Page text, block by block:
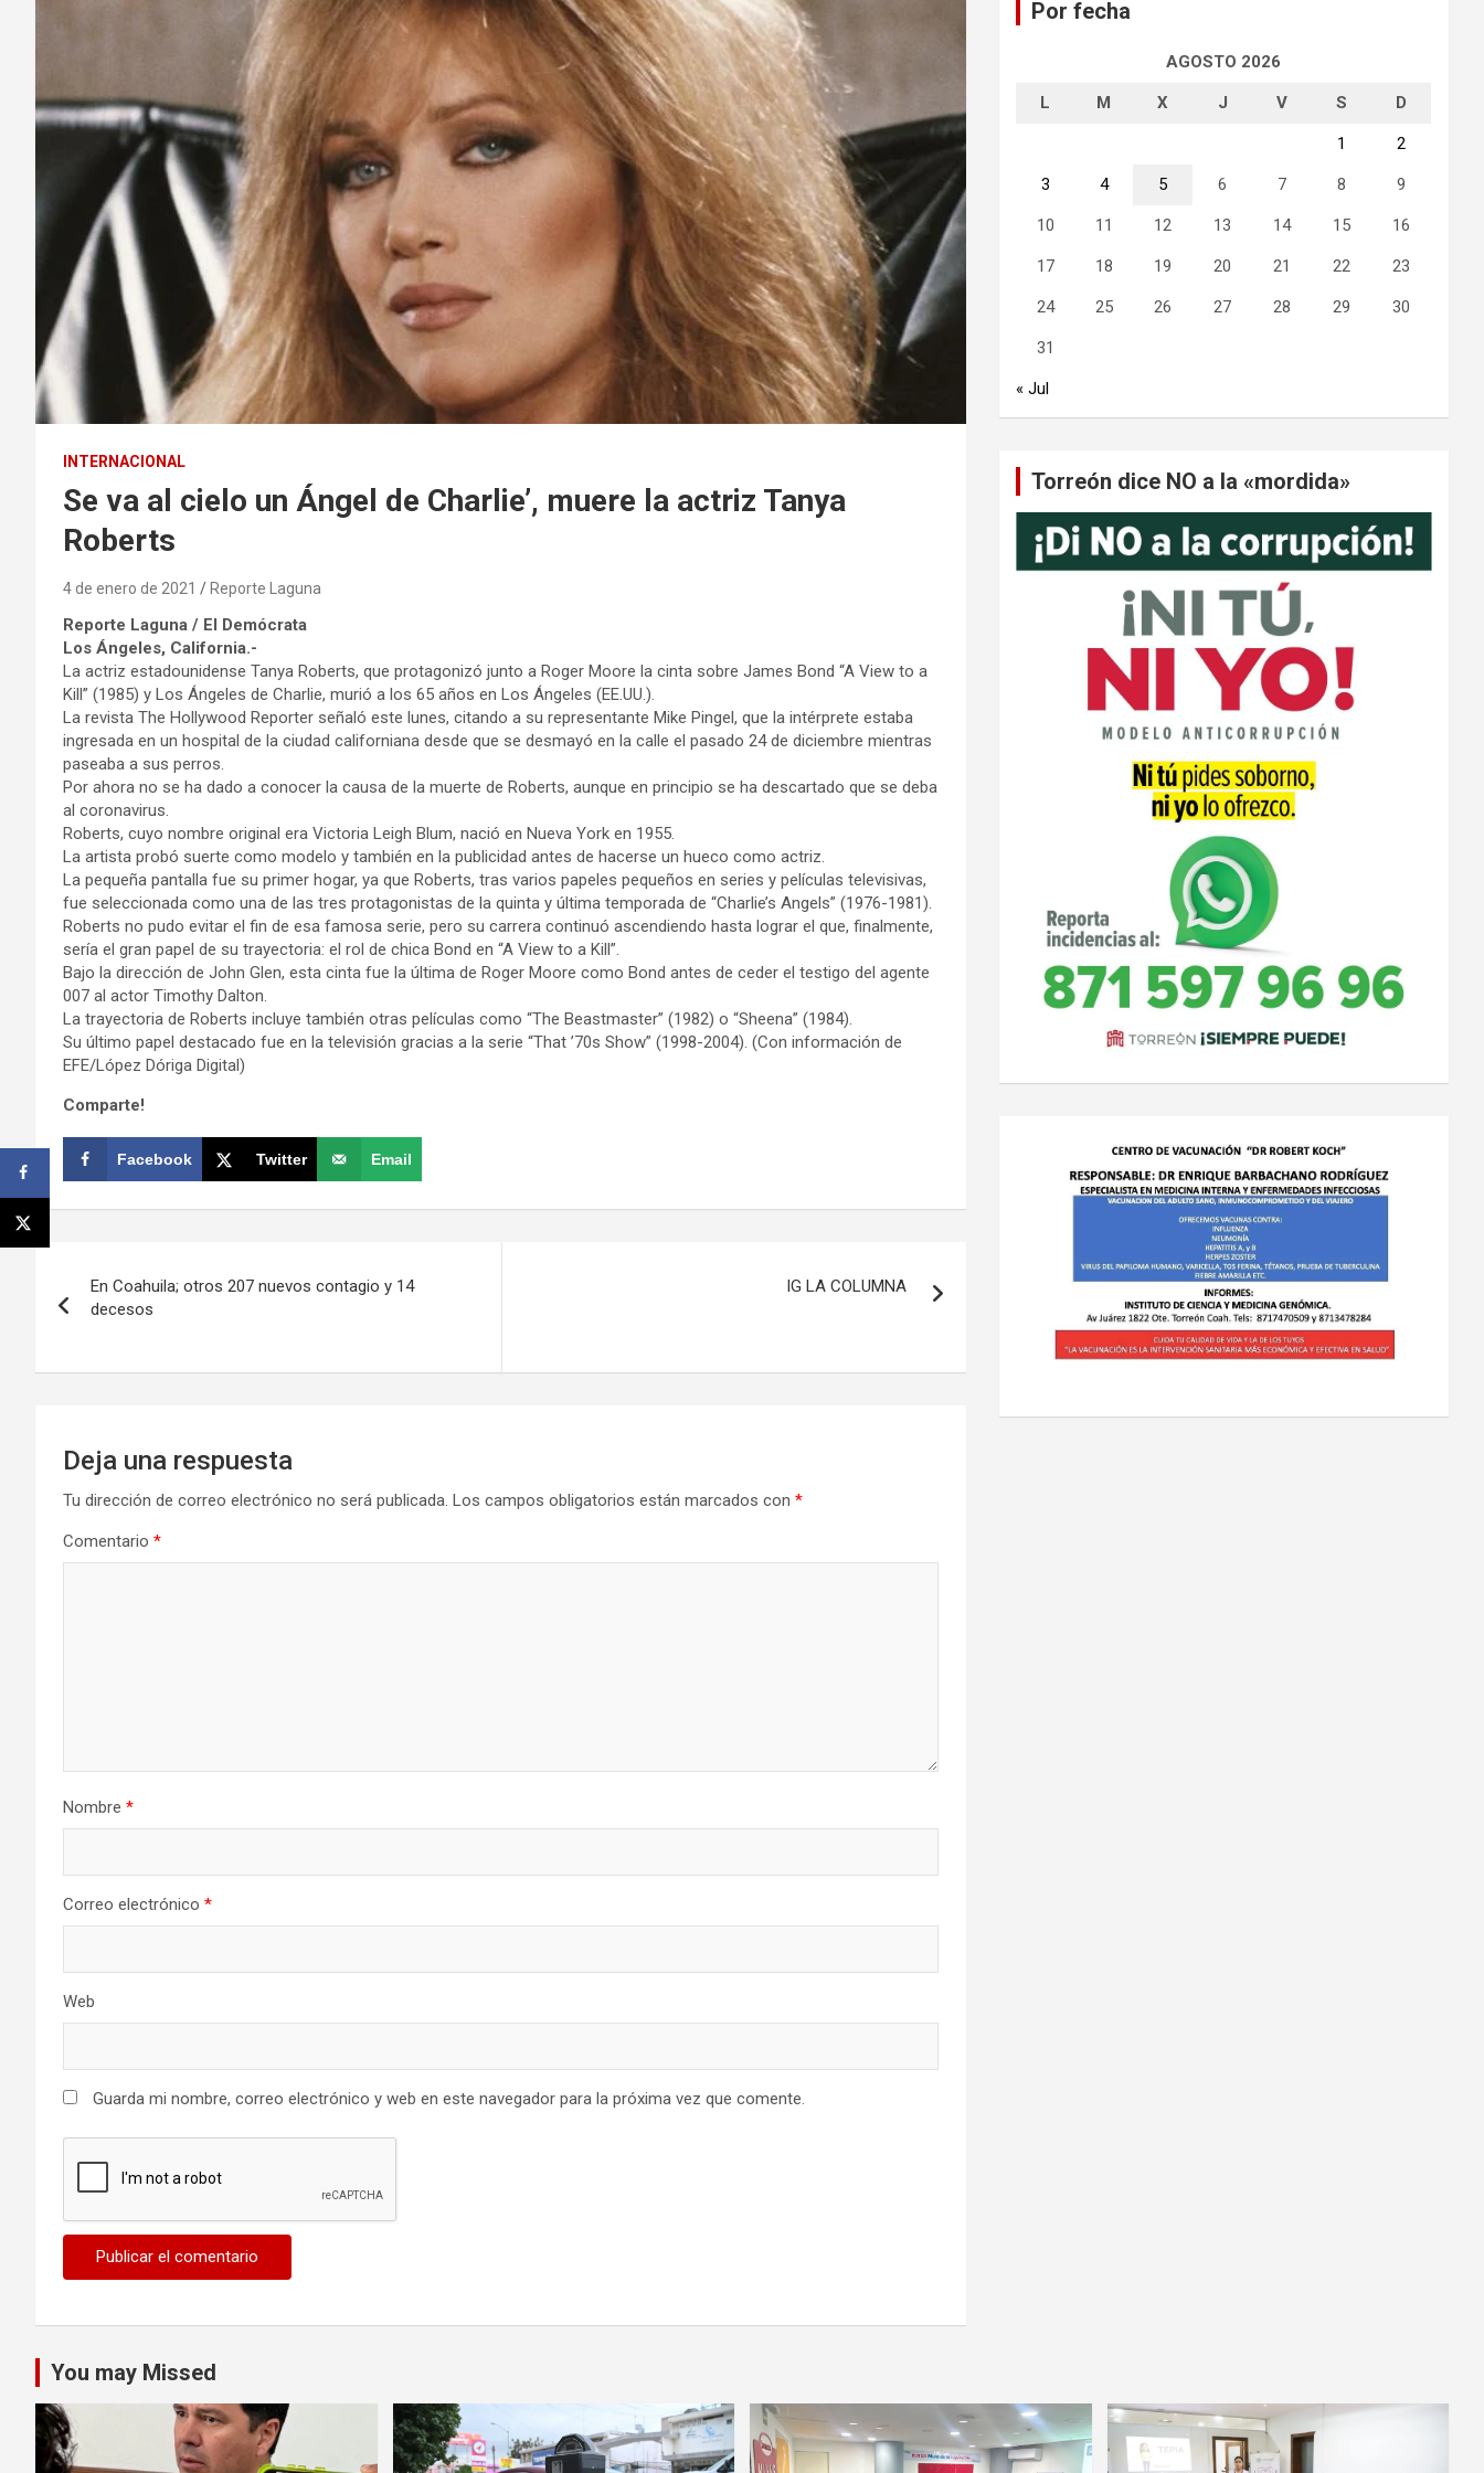
INTERNACIONAL
Se va al cielo un Ángel de Charlie’, muere la actriz Tanya
Roberts
4 de enero de 2021 Reporte Laguna
Reporte Laguna / El Demócrata
Los Ángeles, California.-
La actriz estadounidense Tanya Roberts, que protagonizó junto a Roger Moore la cinta sobre James Bond “A View to a
Kill” (1985) y Los Ángeles de Charlie, murió a los 65 años en Los Ángeles (EE.UU.).
La revista The Hollywood Reporter señaló este lunes, citando a su representante Mike Pingel, que la intérprete estaba
ingresada en un hospital de la ciudad californiana desde que se desmayó en la calle el pasado 24 de diciembre mientras
paseaba a sus perros.
Por ahora no se ha dado a conocer la causa de la muerte de Roberts, aunque en principio se ha descartado que se deba
al coronavirus.
Roberts, cuyo nombre original era Victoria Leigh Blum, nació en Nueva York en 1955.
La artista probó suerte como modelo y también en la publicidad antes de hacerse un hueco como actriz.
La pequeña pantalla fue su primer hogar, ya que Roberts, tras varios papeles pequeños en series y películas televisivas,
fue seleccionada como una de las tres protagonistas de la quinta y última temporada de “Charlie’s Angels” (1976-1981).
Roberts no pudo evitar el fin de esa famosa serie, pero su carrera continuó ascendiendo hasta lograr el que, finalmente,
sería el gran papel de su trayectoria: el rol de chica Bond en “A View to a Kill”.
Bajo la dirección de John Glen, esta cinta fue la última de Roger Moore como Bond antes de ceder el testigo del agente
007 al actor Timothy Dalton.
La trayectoria de Roberts incluye también otras películas como “The Beastmaster” (1982) o “Sheena” (1984).
Su último papel destacado fue en la televisión gracias a la serie “That ’70s Show” (1998-2004). (Con información de
EFE/López Dóriga Digital)
Comparte!
Facebook Twitter Email
de
En Coahuila; otros 207 nuevos contagio y 14
decesos
IG LA COLUMNA
Deja una respuesta
Tu dirección de correo electrónico no será publicada. Los campos obligatorios están marcados con *
Comentario *
Nombre *
Correo electrónico *
Web
Guarda mi nombre, correo electrónico y web en este navegador para la próxima vez que comente.
Por fecha
AGOSTO 2026
L M X J V S D
1 2
3 4 5 6 7 8 9
10 11 12 13 14 15 16
17 18 19 20 21 22 23
24 25 26 27 28 29 30
31
« Jul
Torreón dice NO a la «mordida»
You may Missed